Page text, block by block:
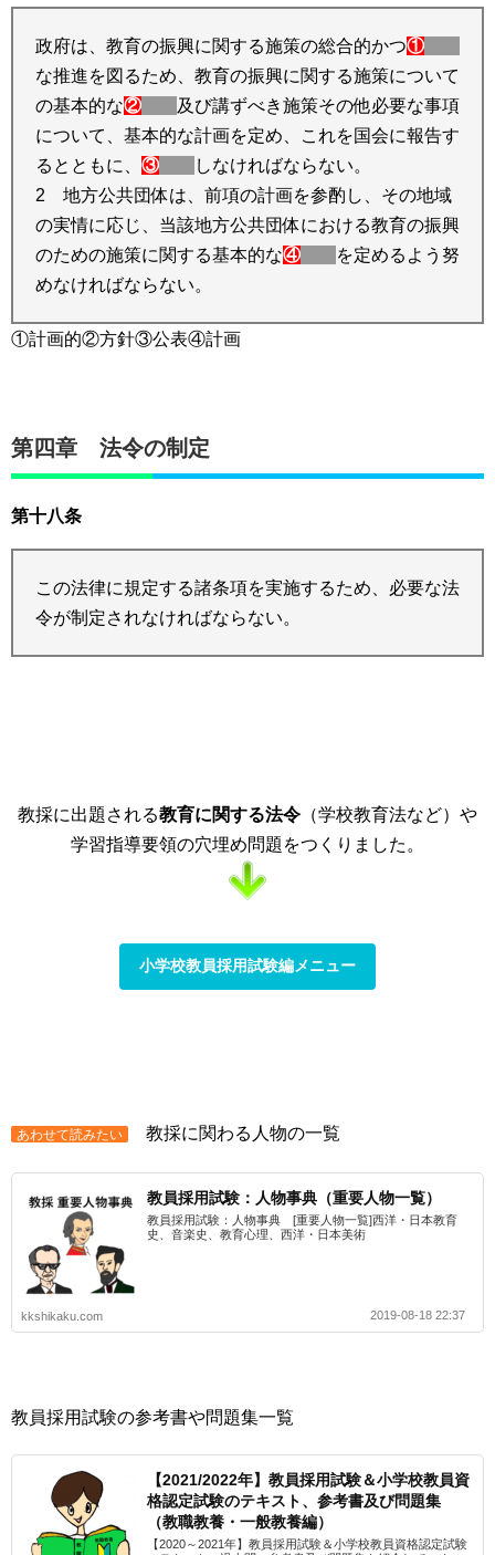
政府は、教育の振興に関する施策の総合的かつ①
な推進を図るため、教育の振興に関する施策について
の基本的な②
及び講ずべき施策その他必要な事項
について、基本的な計画を定め、これを国会に報告す
るとともに、 ③
しなければならない。
2 地方公共団体は、前項の計画を参酌し、その地域
の実情に応じ、当該地方公共団体における教育の振興
のための施策に関する基本的な④
を定めるよう努
めなければならない。
①計画的②方針③公表④計画
第四章 法令の制定
第十八条
この法律に規定する諸条項を実施するため、必要な法
令が制定されなければならない。
教採に出題される教育に関する法令 （学校教育法など）や
学習指導要領の穴埋め問題をつくりました。
小学校教員採用試験編メニュー
あわせて読みたい 教採に関わる人物の一覧
教員採用試験：人物事典（重要人物一覧）
教員採用試験：人物事典 [重要人物一覧]西洋・日本教育
史、音楽史、教育心理、西洋・日本美術
kkshikaku.com 2019-08-18 22:37
教員採用試験の参考書や問題集一覧
【2021/2022年】教員採用試験＆小学校教員資
格認定試験のテキスト、参考書及び問題集
（教職教養・一般教養編）
【2020～2021年】教員採用試験＆小学校教員資格認定試験